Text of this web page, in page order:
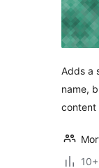
Adds a
name,
content